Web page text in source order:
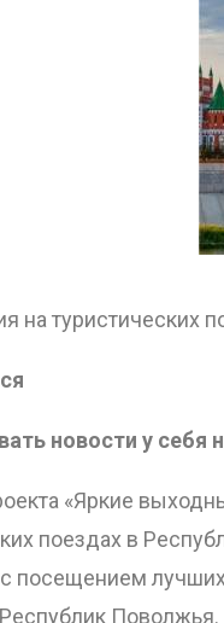
на туристических
новости у себя
«Яркие
поездах в
посещением
Поволжья.